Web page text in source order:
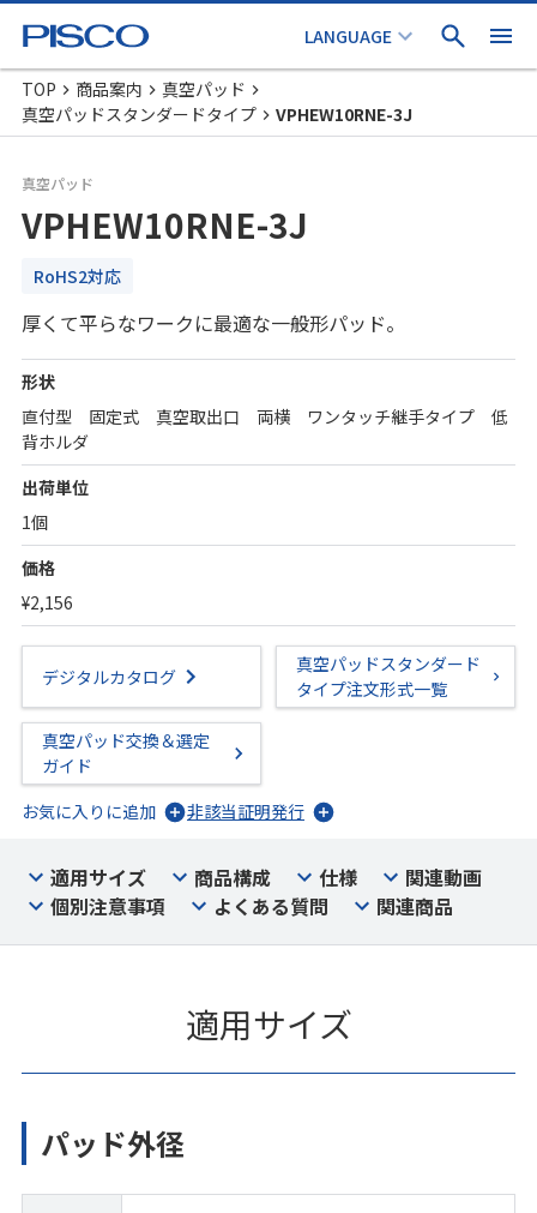
TOP 商品案内
真空パッド
真空パッドスタンダードタイプ
VPHEW10RNE-3J
真空パッド
VPHEW10RNE-3J
RoHS2対応
厚くて平らなワークに最適な一般形パッド。
形状
直付型 固定式 真空取出口 両横 ワンタッチ継手タイプ 低
背ホルダ
出荷単位
1個
価格
¥2,156
デジタルカタログ
真空パッドスタンダード
タイプ注文形式一覧
真空パッド交換＆選定
ガイド
お気に入りに追加
非該当証明発行
適用サイズ 商品構成 仕様
関連動画
個別注意事項
よくある質問 関連商品
適用サイズ
パッド外径